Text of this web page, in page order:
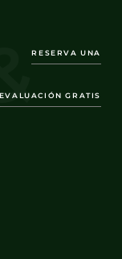
RESERVA UNA
EVALUACIÓN GRATIS
&